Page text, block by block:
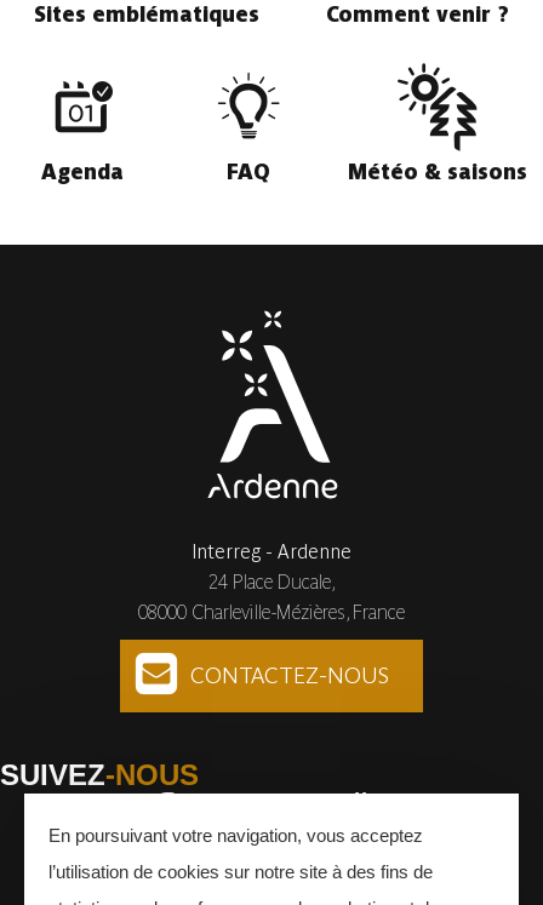
Sites emblématiques Comment venir ?
Agenda FAQ Météo & saisons
Interreg - Ardenne
24 Place Ducale,
08000 Charleville-Mézières, France
CONTACTEZ-NOUS
SUIVEZ-NOUS
Facebook Instagram Youtube
En poursuivant votre navigation, vous acceptez
l’utilisation de cookies sur notre site à des fins de